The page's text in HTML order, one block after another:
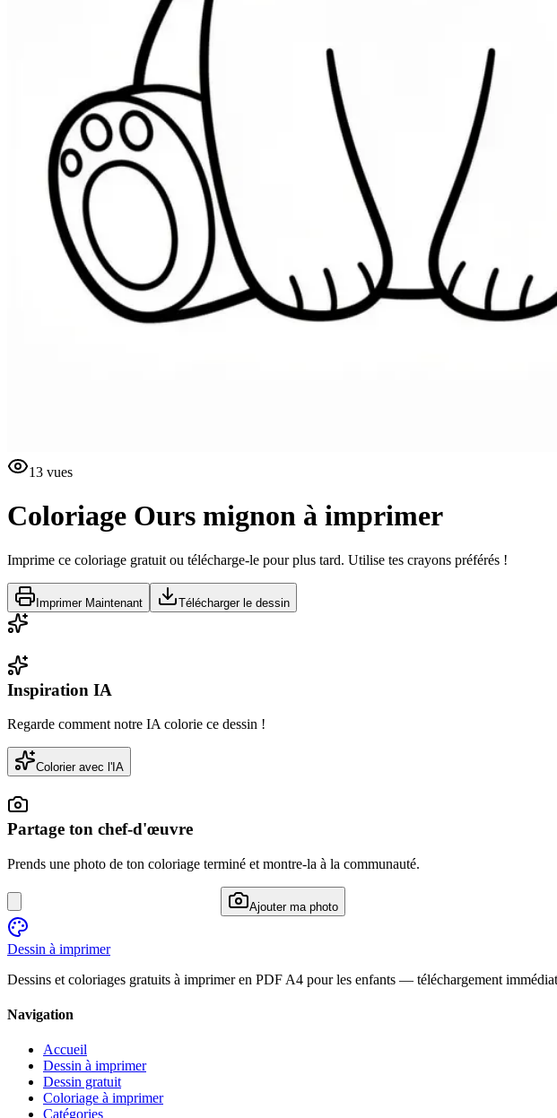
13 vues
Coloriage Ours mignon à imprimer
Imprime ce coloriage gratuit ou télécharge-le pour plus tard. Utilise tes crayons préférés !
Imprimer Maintenant Télécharger le dessin
Inspiration IA
Regarde comment notre IA colorie ce dessin !
Colorier avec l'IA
Partage ton chef-d'œuvre
Prends une photo de ton coloriage terminé et montre-la à la communauté.
Ajouter ma photo
Dessin à imprimer
Dessins et coloriages gratuits à imprimer en PDF A4 pour les enfants — téléchargement
Navigation
Accueil
Dessin à imprimer
Dessin gratuit
Coloriage à imprimer
Catégories